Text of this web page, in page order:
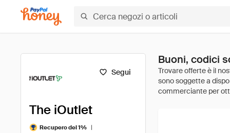
Segui
The iOutlet
Recupero del 1%
|
Buoni, codici